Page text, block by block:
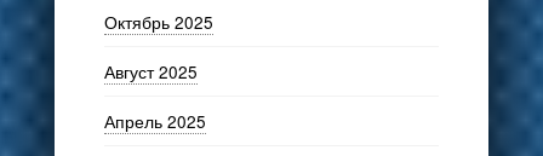
Октябрь 2025
Август 2025
Апрель 2025